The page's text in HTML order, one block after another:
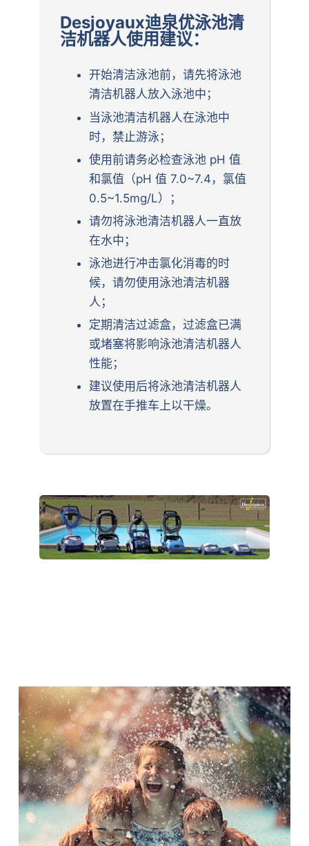
Desjoyaux迪泉优泳池清
洁机器人使用建议：
开始清洁泳池前，请先将泳池
清洁机器人放入泳池中；
当泳池清洁机器人在泳池中
时，禁止游泳；
使用前请务必检查泳池 pH 值
和氯值（pH 值 7.0~7.4，氯值
0.5~1.5mg/L）；
请勿将泳池清洁机器人一直放
在水中；
泳池进行冲击氯化消毒的时
候，请勿使用泳池清洁机器
人；
定期清洁过滤盒，过滤盒已满
或堵塞将影响泳池清洁机器人
性能；
建议使用后将泳池清洁机器人
放置在手推车上以干燥。